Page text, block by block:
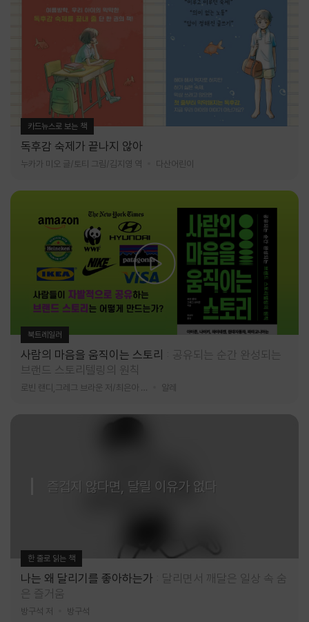
카드뉴스로 보는 책
독후감 숙제가 끝나지 않아
누카가 미오 글/토티 그림/김지영 역 다산어린이
북트레일러
사람의 마음을 움직이는 스토리
공유되는 순간 완성되는
브랜드 스토리텔링의 원칙
알레
즐겁지 않다면, 달릴 이유가 없다
한 줄로 읽는 책
나는 왜 달리기를 좋아하는가
달리면서 깨달은 일상 속 숨
은 즐거움
방구석 저 방구석